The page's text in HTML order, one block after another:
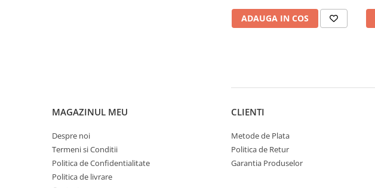
Turism si Odihna
ADAUGA IN COS
MAGAZINUL MEU
Despre noi
Termeni si Conditii
Politica de Confidentialitate
Politica de livrare
CLIENTI
Metode de Plata
Politica de Retur
Garantia Produselor